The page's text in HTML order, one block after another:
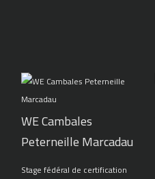
WE Cambales
Peterneille Marcadau
Stage fédéral de certification